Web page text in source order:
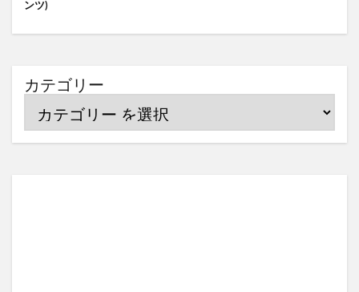
ンツ)
カテゴリー